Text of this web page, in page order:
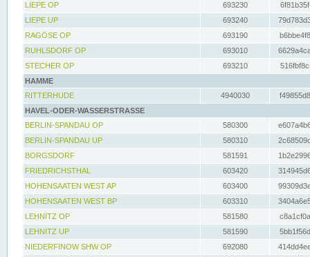
LIEPE OP
693230
LIEPE UP
693240
RAGÖSE OP
693190
RUHLSDORF OP
693010
STECHER OP
693210
HAMME
RITTERHUDE
4940030
HAVEL-ODER-WASSERSTRASSE
BERLIN-SPANDAU OP
580300
BERLIN-SPANDAU UP
580310
BORGSDORF
581591
FRIEDRICHSTHAL
603420
HOHENSAATEN WEST AP
603400
HOHENSAATEN WEST BP
603310
LEHNITZ OP
581580
LEHNITZ UP
581590
NIEDERFINOW SHW OP
692080